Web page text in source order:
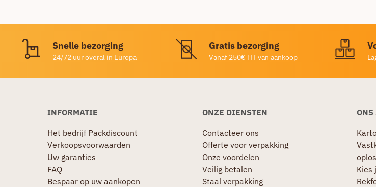
Snelle bezorging
24/72 uur overal in Europa
Gratis bezorging
Vanaf 250€ HT van aankoop
INFORMATIE
Het bedrijf Packdiscount
Verkoopsvoorwaarden
Uw garanties
FAQ
Bespaar op uw aankopen
ONZE DIENSTEN
Contacteer ons
Offerte voor verpakking
Onze voordelen
Veilig betalen
Staal verpakking
ONS
Kies